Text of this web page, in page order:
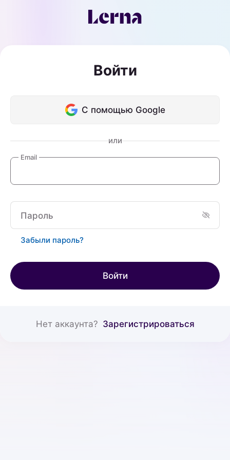
Войти
С помощью Google
или
Email
Пароль
Забыли пароль?
Войти
Нет аккаунта? Зарегистрироваться